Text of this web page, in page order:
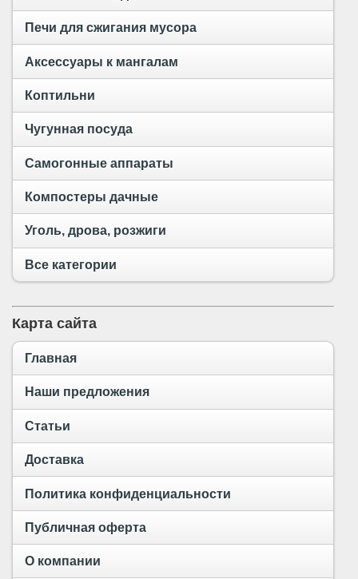
Печи для сжигания мусора
Аксессуары к мангалам
Коптильни
Чугунная посуда
Самогонные аппараты
Компостеры дачные
Уголь, дрова, розжиги
Все категории
Карта сайта
Главная
Наши предложения
Статьи
Доставка
Политика конфиденциальности
Публичная оферта
О компании